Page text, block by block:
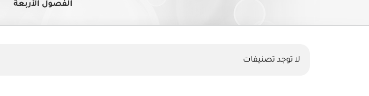
الفصول الأربعة
لا توجد تصنيفات